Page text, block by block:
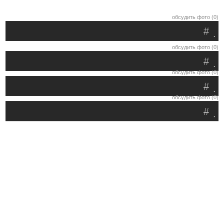
обсудить фото (0)
.
#
обсудить фото (0)
.
#
обсудить фото (0)
.
#
обсудить фото (0)
.
#